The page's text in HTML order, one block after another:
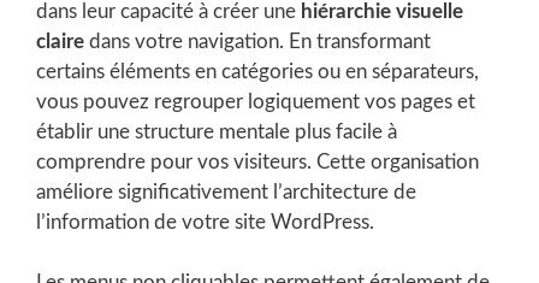
dans leur capacité à créer une hiérarchie visuelle
claire dans votre navigation. En transformant
certains éléments en catégories ou en séparateurs,
vous pouvez regrouper logiquement vos pages et
établir une structure mentale plus facile à
comprendre pour vos visiteurs. Cette organisation
améliore significativement l’architecture de
l’information de votre site WordPress.